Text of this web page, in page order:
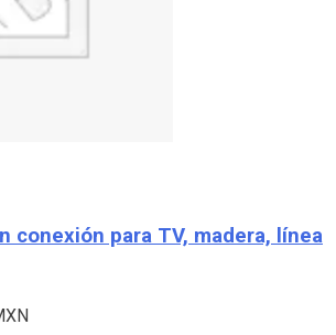
conexión para TV, madera, línea